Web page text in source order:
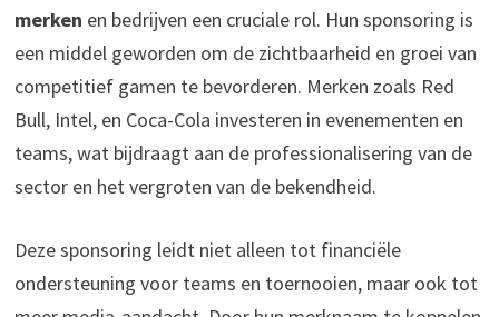
merken en bedrijven een cruciale rol. Hun sponsoring is
een middel geworden om de zichtbaarheid en groei van
competitief gamen te bevorderen. Merken zoals Red
Bull, Intel, en Coca-Cola investeren in evenementen en
teams, wat bijdraagt aan de professionalisering van de
sector en het vergroten van de bekendheid.
Deze sponsoring leidt niet alleen tot financiële
ondersteuning voor teams en toernooien, maar ook tot